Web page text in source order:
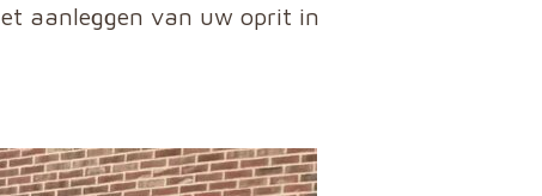
aanleggen van uw oprit in